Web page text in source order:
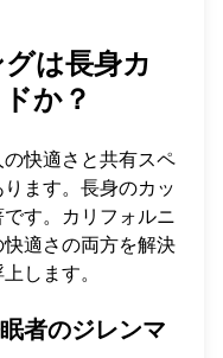
は長身カ
か？
快適さと共有スペ
ます。長身のカッ
す。カリフォルニ
適さの両方を解決
します。
者のジレンマ